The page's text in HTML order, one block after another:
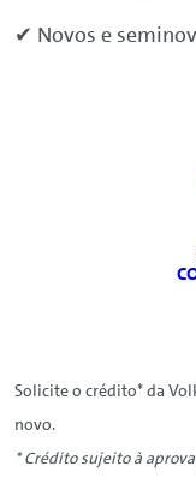
✔ Novos e
Solicite o crédito* da
novo.
* Crédito sujeito à